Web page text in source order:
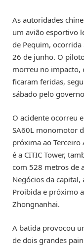
As autoridades
um avião esportivo
de Pequim,
26 de junho. O
morreu no impacto,
ficaram feridas,
sábado pelo
O acidente ocorreu
SA60L monomotor
próxima ao
é a CITIC Tower,
com 528 metros de
Negócios da
Proibida e próximo
Zhongnanhai.
A batida provocou
de dois grandes